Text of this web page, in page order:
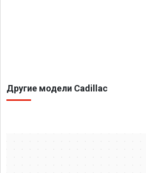
Другие модели Cadillac